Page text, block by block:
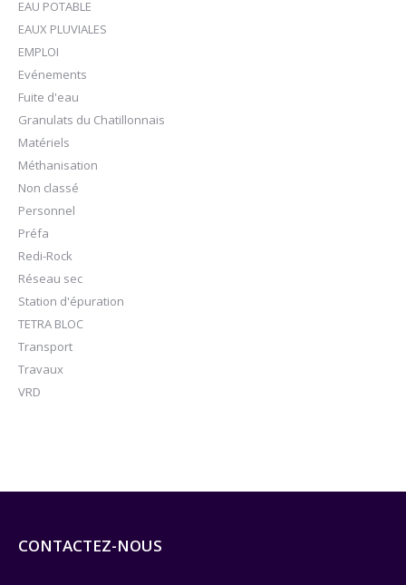
EAU POTABLE
EAUX PLUVIALES
EMPLOI
Evénements
Fuite d'eau
Granulats du Chatillonnais
Matériels
Méthanisation
Non classé
Personnel
Préfa
Redi-Rock
Réseau sec
Station d'épuration
TETRA BLOC
Transport
Travaux
VRD
CONTACTEZ-NOUS